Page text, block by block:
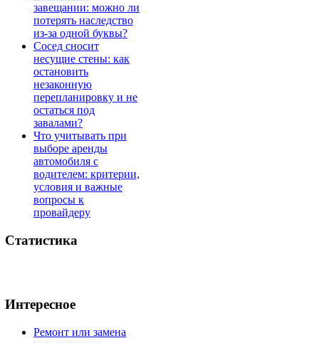
завещании: можно ли
потерять наследство
из-за одной буквы?
Сосед сносит
несущие стены: как
остановить
незаконную
перепланировку и не
остаться под
завалами?
Что учитывать при
выборе аренды
автомобиля с
водителем: критерии,
условия и важные
вопросы к
провайдеру
Статистика
Интересное
Ремонт или замена